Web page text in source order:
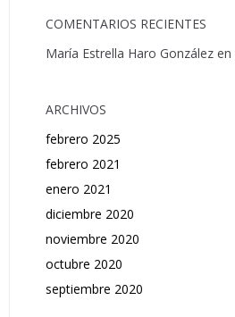
COMENTARIOS RECIENTES
María Estrella Haro González en
ARCHIVOS
febrero 2025
febrero 2021
enero 2021
diciembre 2020
noviembre 2020
octubre 2020
septiembre 2020